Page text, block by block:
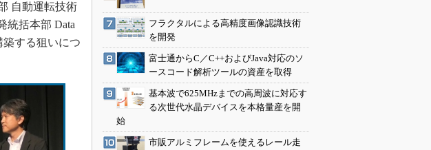
自動運転技術
統括本部 Data
築する狙いにつ
フラクタルによる高精度画像認識技術
を開発
富士通からC／C++およびJava対応のソ
ースコード解析ツールの資産を取得
基本波で625MHzまでの高周波に対応す
る次世代水晶デバイスを本格量産を開
始
市販アルミフレームを使えるレール走